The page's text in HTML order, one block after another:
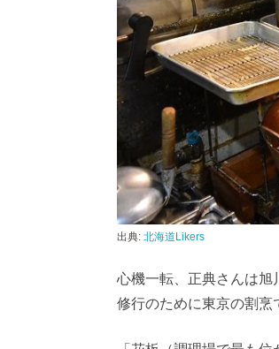
出典: 北海道Likers
心機一転、正典さんは旭
修行のために東京の割烹